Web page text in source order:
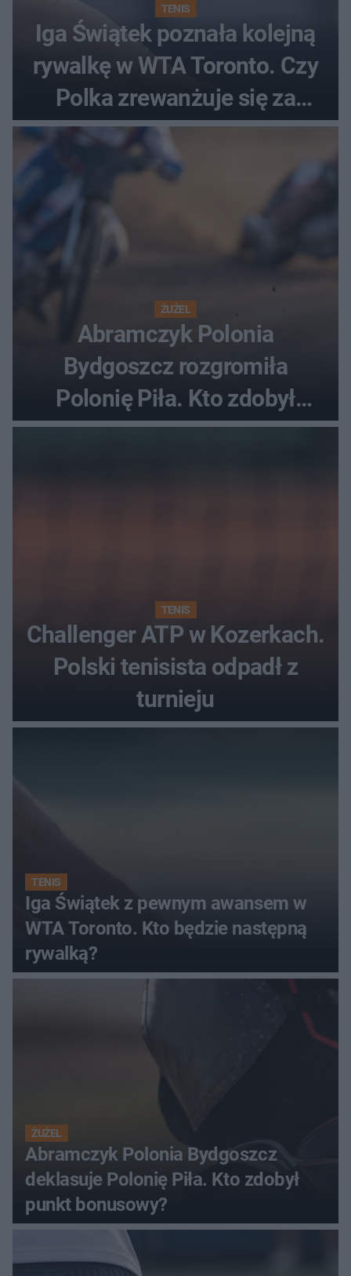
TENIS
Iga Świątek poznała kolejną
rywalkę w WTA Toronto. Czy
Polka zrewanżuje się za
ostatnią porażkę?
ŻUŻEL
Abramczyk Polonia
Bydgoszcz rozgromiła
Polonię Piła. Kto zdobył
najwięcej punktów?
TENIS
Challenger ATP w Kozerkach.
Polski tenisista odpadł z
turnieju
TENIS
Iga Świątek z pewnym awansem w
WTA Toronto. Kto będzie następną
rywalką?
ŻUŻEL
Abramczyk Polonia Bydgoszcz
deklasuje Polonię Piła. Kto zdobył
punkt bonusowy?